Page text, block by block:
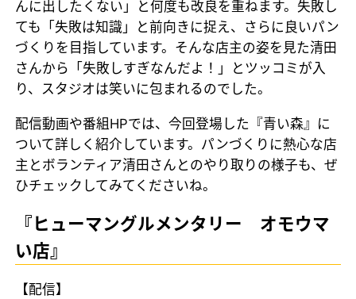
んに出したくない」と何度も改良を重ねます。失敗し
ても「失敗は知識」と前向きに捉え、さらに良いパン
づくりを目指しています。そんな店主の姿を見た清田
さんから「失敗しすぎなんだよ！」とツッコミが入
り、スタジオは笑いに包まれるのでした。
配信動画や番組HPでは、今回登場した『青い森』に
ついて詳しく紹介しています。パンづくりに熱心な店
主とボランティア清田さんとのやり取りの様子も、ぜ
ひチェックしてみてくださいね。
『ヒューマングルメンタリー オモウマ
い店』
【配信】